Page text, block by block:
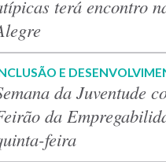
terá encontro
E
da Juventude
da
feira